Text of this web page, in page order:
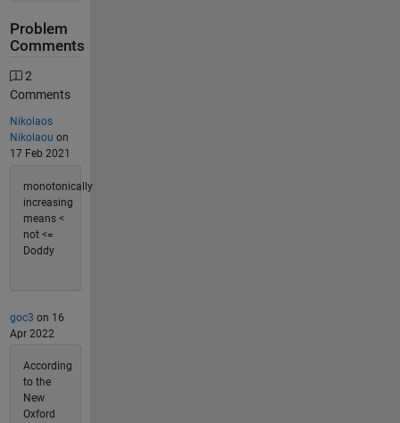
Problem
Comments
2
Comments
Nikolaos
Nikolaou on
17 Feb 2021
monotonically
increasing
means <
not <=
Doddy
goc3 on 16
Apr 2022
According
to the
New
Oxford